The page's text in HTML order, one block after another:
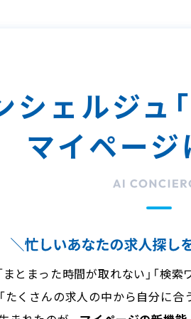
シェルジュ
マイページ
まとまった時間が取れない」「検
たくさんの求人の中から自分に合